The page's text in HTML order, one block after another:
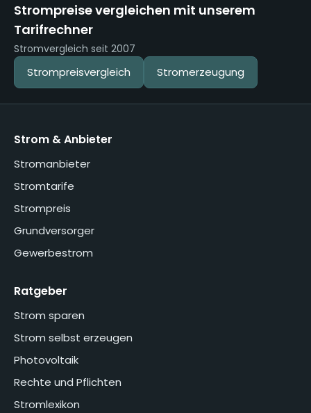
Strompreise vergleichen mit unserem
Tarifrechner
Stromvergleich seit 2007
Strompreisvergleich Stromerzeugung
Strom & Anbieter
Stromanbieter
Stromtarife
Strompreis
Grundversorger
Gewerbestrom
Ratgeber
Strom sparen
Strom selbst erzeugen
Photovoltaik
Rechte und Pflichten
Stromlexikon